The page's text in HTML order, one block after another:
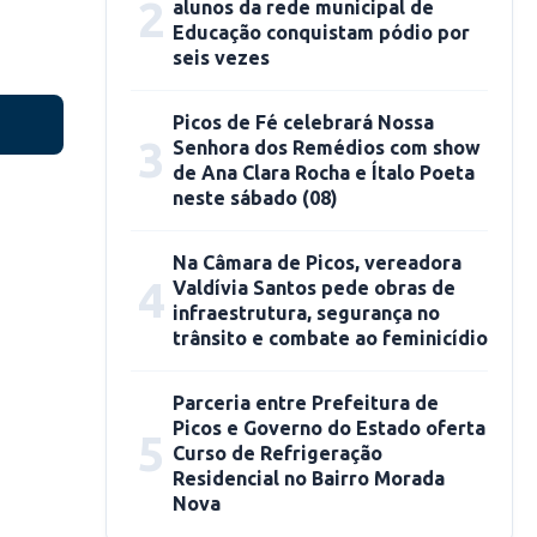
2 alunos da rede municipal de
Educação conquistam pódio por
seis vezes
3
Picos de Fé celebrará Nossa
Senhora dos Remédios com show
de Ana Clara Rocha e Ítalo Poeta
neste sábado (08)
4
Na Câmara de Picos, vereadora
Valdívia Santos pede obras de
infraestrutura, segurança no
trânsito e combate ao feminicídio
5
Parceria entre Prefeitura de
Picos e Governo do Estado oferta
Curso de Refrigeração
Residencial no Bairro Morada
Nova